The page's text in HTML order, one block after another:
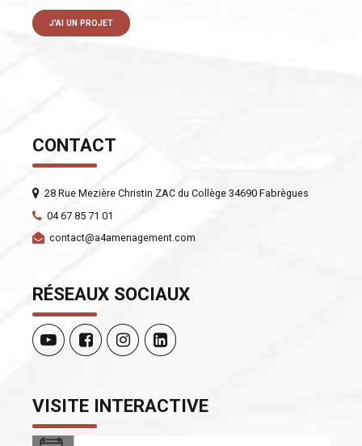
J'AI UN PROJET
CONTACT
28 Rue Mezière Christin ZAC du Collège 34690 Fabrègues
04 67 85 71 01
contact@a4amenagement.com
RÉSEAUX SOCIAUX
VISITE INTERACTIVE